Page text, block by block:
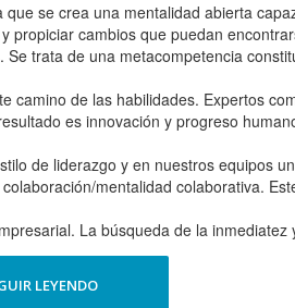
se crea una mentalidad abierta
cambios que puedan
trata de una metacompetencia
de las habilidades. Expertos
es innovación y progreso
de liderazgo y en nuestros equipos
mentalidad colaborativa.
La búsqueda de la inmediatez
LEYENDO